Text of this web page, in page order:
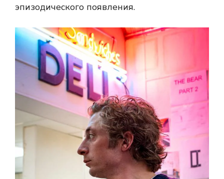
эпизодического появления.